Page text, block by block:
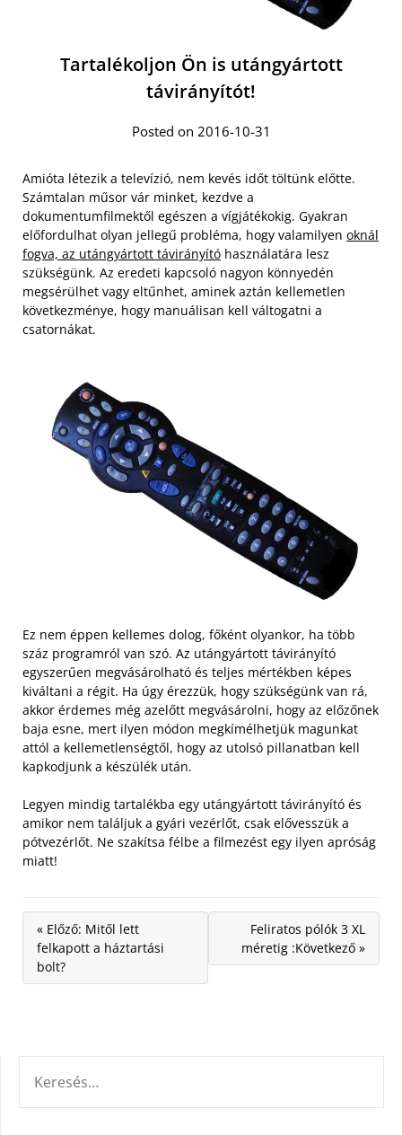
Tartalékoljon Ön is utángyártott
távirányítót!
Posted on 2016-10-31
Amióta létezik a televízió, nem kevés időt töltünk előtte.
Számtalan műsor vár minket, kezdve a
dokumentumfilmektől egészen a vígjátékokig. Gyakran
előfordulhat olyan jellegű probléma, hogy valamilyen oknál
fogva, az utángyártott távirányító használatára lesz
szükségünk. Az eredeti kapcsoló nagyon könnyedén
megsérülhet vagy eltűnhet, aminek aztán kellemetlen
következménye, hogy manuálisan kell váltogatni a
csatornákat.
Ez nem éppen kellemes dolog, főként olyankor, ha több
száz programról van szó. Az utángyártott távirányító
egyszerűen megvásárolható és teljes mértékben képes
kiváltani a régit. Ha úgy érezzük, hogy szükségünk van rá,
akkor érdemes még azelőtt megvásárolni, hogy az előzőnek
baja esne, mert ilyen módon megkímélhetjük magunkat
attól a kellemetlenségtől, hogy az utolsó pillanatban kell
kapkodjunk a készülék után.
Legyen mindig tartalékba egy utángyártott távirányító és
amikor nem találjuk a gyári vezérlőt, csak elővesszük a
pótvezérlőt. Ne szakítsa félbe a filmezést egy ilyen apróság
miatt!
« Előző: Mitől lett
felkapott a háztartási
bolt?
Feliratos pólók 3 XL
méretig :Következő »